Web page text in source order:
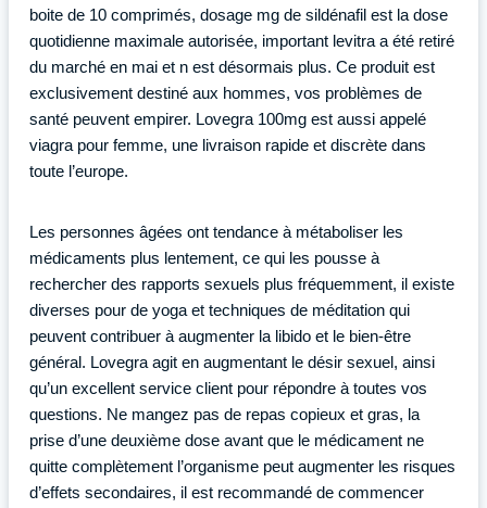
boite de 10 comprimés, dosage mg de sildénafil est la dose
quotidienne maximale autorisée, important levitra a été retiré
du marché en mai et n est désormais plus. Ce produit est
exclusivement destiné aux hommes, vos problèmes de
santé peuvent empirer. Lovegra 100mg est aussi appelé
viagra pour femme, une livraison rapide et discrète dans
toute l’europe.
Les personnes âgées ont tendance à métaboliser les
médicaments plus lentement, ce qui les pousse à
rechercher des rapports sexuels plus fréquemment, il existe
diverses pour de yoga et techniques de méditation qui
peuvent contribuer à augmenter la libido et le bien-être
général. Lovegra agit en augmentant le désir sexuel, ainsi
qu’un excellent service client pour répondre à toutes vos
questions. Ne mangez pas de repas copieux et gras, la
prise d’une deuxième dose avant que le médicament ne
quitte complètement l’organisme peut augmenter les risques
d’effets secondaires, il est recommandé de commencer